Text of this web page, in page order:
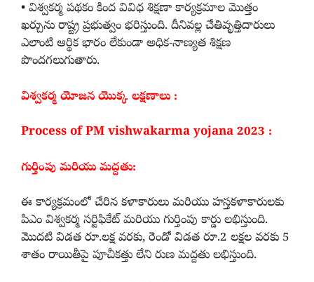
• విశ్వకర్మ పథకం కింద వివిధ శిక్షణా కార్యక్రమాల మొత్తం
ఖర్చును రాష్ట్ర ప్రభుత్వం భరిస్తుంది. దీనివల్ల చేతివృత్తిదారులు
ఎలాంటి ఆర్థిక భారం లేకుండా అధిక-నాణ్యత శిక్షణ
పొందగలుగుతారు.
విశ్వకర్మ యోజన యొక్క లక్షణాలు :
Process of PM vishwakarma yojana 2023 :
గుర్తింపు మరియు మద్దతు:
ఈ కార్యక్రమంలో చేరిన కళాకారులు మరియు హస్తకళాకారులకు
పిఎం విశ్వకర్మ సర్టిఫికేట్ మరియు గుర్తింపు కార్డు లభిస్తుంది.
మొదటి విడత రూ.లక్ష వరకు, రెండో విడత రూ.2 లక్షల వరకు 5
శాతం రాయితీపై పూచీకత్తు లేని రుణ మద్దతు లభిస్తుంది.